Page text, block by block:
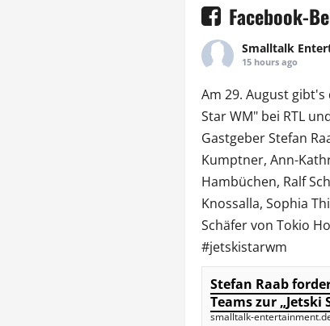
Facebook-
Smalltalk
15 hours ago
Am 29. August gibt's
Star WM" bei RTL
Gastgeber Stefan
Kumptner, Ann-
Hambüchen, Ralf
Knossalla, Sophia
Schäfer von Tokio
#jetskistarwm
Stefan Raab
Teams zur „Jetski
smalltalk-